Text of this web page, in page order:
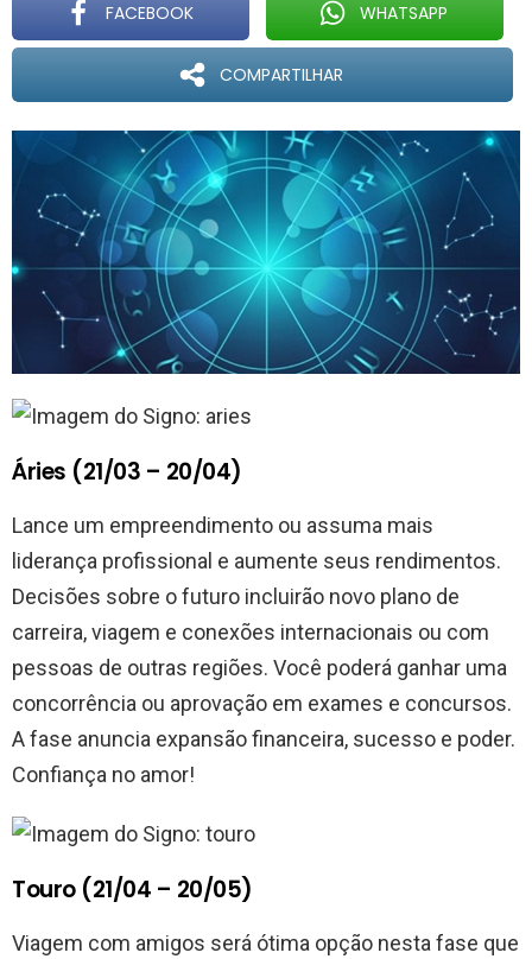
FACEBOOK WHATSAPP
COMPARTILHAR
Áries (21/03 – 20/04)
Lance um empreendimento ou assuma mais
liderança profissional e aumente seus rendimentos.
Decisões sobre o futuro incluirão novo plano de
carreira, viagem e conexões internacionais ou com
pessoas de outras regiões. Você poderá ganhar uma
concorrência ou aprovação em exames e concursos.
A fase anuncia expansão financeira, sucesso e poder.
Confiança no amor!
Touro (21/04 – 20/05)
Viagem com amigos será ótima opção nesta fase que